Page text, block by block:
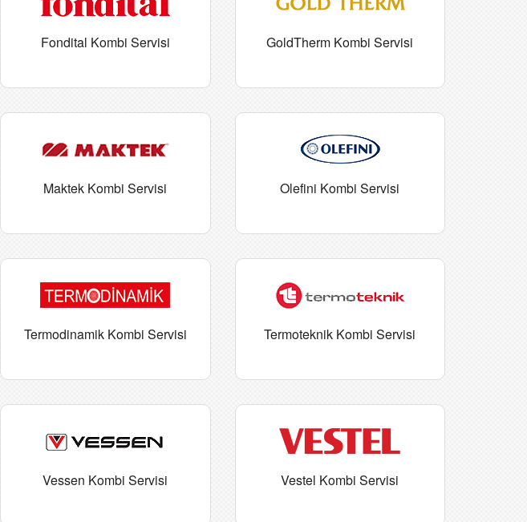
Fondital Kombi Servisi GoldTherm Kombi Servisi
Maktek Kombi Servisi Olefini Kombi Servisi
Termodinamik Kombi Servisi Termoteknik Kombi Servisi
Vessen Kombi Servisi Vestel Kombi Servisi